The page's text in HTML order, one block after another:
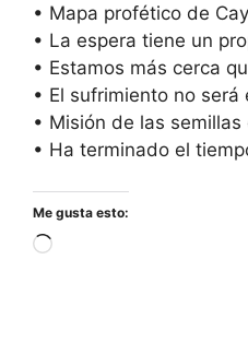
• Mapa profético de
• La espera tiene un
• Estamos más cerca
• El sufrimiento no será
• Misión de las semillas
• Ha terminado el
Me gusta esto:
Cargando...